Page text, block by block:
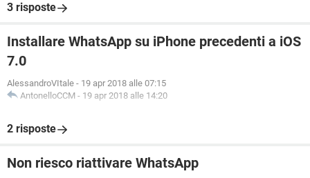
3 risposte
Installare WhatsApp su iPhone precedenti a iOS
7.0
AlessandroVItale - 19 apr 2018 alle 07:15
AntonelloCCM - 19 apr 2018 alle 14:20
2 risposte
Non riesco riattivare WhatsApp